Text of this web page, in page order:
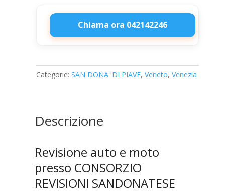
Chiama ora 042142246
CONSORZIO
SANDONATESE
quantità
Categorie: SAN DONA' DI PIAVE, Veneto, Venezia
Descrizione
Revisione auto e moto
presso CONSORZIO
REVISIONI SANDONATESE